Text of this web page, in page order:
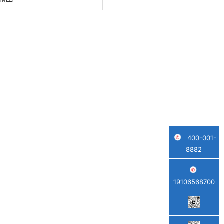
400-001-
8882
19106568700